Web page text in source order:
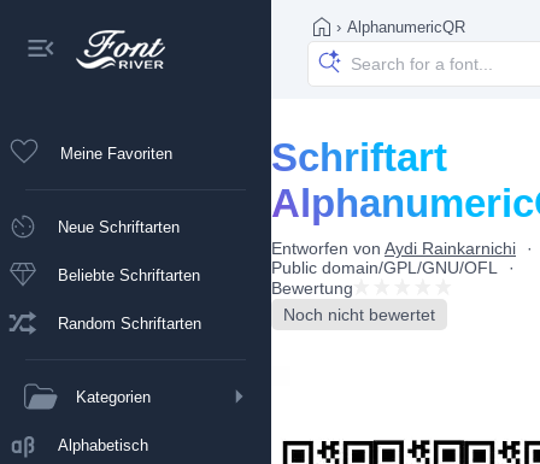
Meine Favoriten
Neue Schriftarten
Beliebte Schriftarten
Random Schriftarten
Kategorien
Alphabetisch
› AlphanumericQR
Schriftart
Entworfen von Aydi Rainkarnichi
Public domain/GPL/GNU/OFL
Bewertung
Noch nicht bewertet